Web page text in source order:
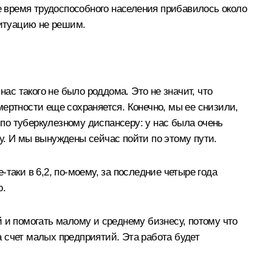
трудоспособного населения прибавилось около
не решим.
такого не было роддома. Это не значит, что
еще сохраняется. Конечно, мы ее снизили,
туберкулезному диспансеру: у нас была очень
И мы вынуждены сейчас пойти по этому пути.
в 6,2, по‑моему, за последние четыре года
помогать малому и среднему бизнесу, потому что
малых предприятий. Эта работа будет